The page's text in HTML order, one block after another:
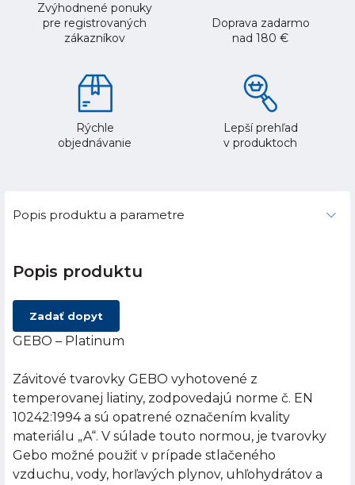
Zvýhodnené ponuky
pre registrovaných
zákazníkov
Doprava zadarmo
nad 180 €
Rýchle
objednávanie
Lepší prehľad
v produktoch
Popis produktu a parametre
Popis produktu
Zadať dopyt
GEBO – Platinum
Závitové tvarovky GEBO vyhotovené z
temperovanej liatiny, zodpovedajú norme č. EN
10242:1994 a sú opatrené označením kvality
materiálu „A“. V súlade touto normou, je tvarovky
Gebo možné použiť v prípade stlačeného
vzduchu, vody, horľavých plynov, uhľohydrátov a